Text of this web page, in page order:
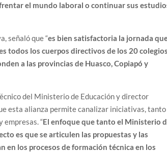
el mundo laboral o continuar sus
señaló que “es bien satisfactoria la jornada
todos los cuerpos directivos de los 20 colegios
a las provincias de Huasco, Copiapó y
del Ministerio de Educación y director
esta alianza permite canalizar iniciativas, tanto
empresas. “El enfoque que tanto el Ministerio
es que se articulen las propuestas y las
en los procesos de formación técnica en los